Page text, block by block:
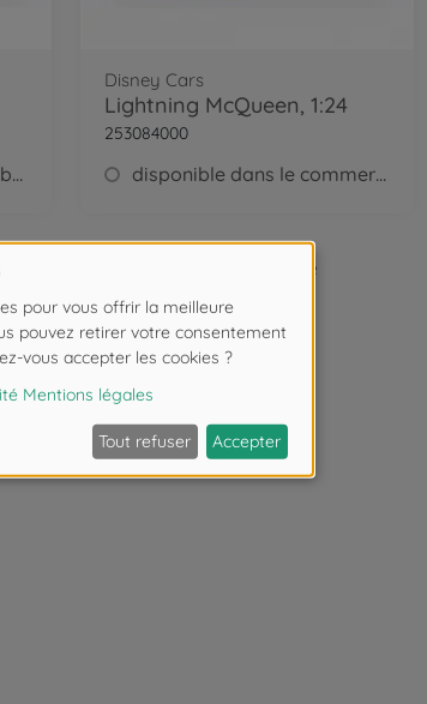
bientôtà nouveau disponible
Disney Cars
Lightning McQueen, 1:24
253084000
disponible dans le commerce
Article